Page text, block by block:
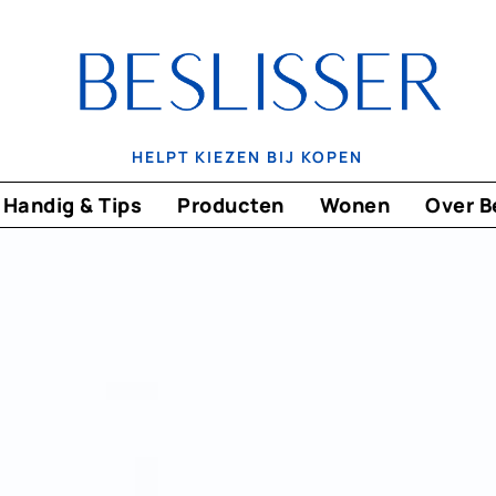
HELPT KIEZEN BIJ KOPEN
Handig & Tips Producten Wonen Over